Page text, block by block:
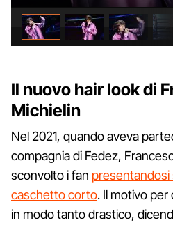
Il nuovo hair look di
Michielin
Nel 2021, quando aveva
compagnia di Fedez,
sconvolto i fan presentandosi
caschetto corto. Il motivo
in modo tanto drastico,